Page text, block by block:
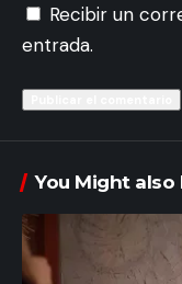
Recibir un
entrada.
You Might also